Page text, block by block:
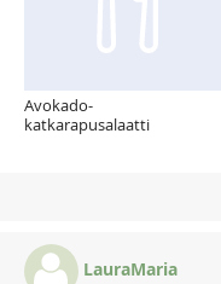
Avokado-
katkarapusalaatti
LauraMaria